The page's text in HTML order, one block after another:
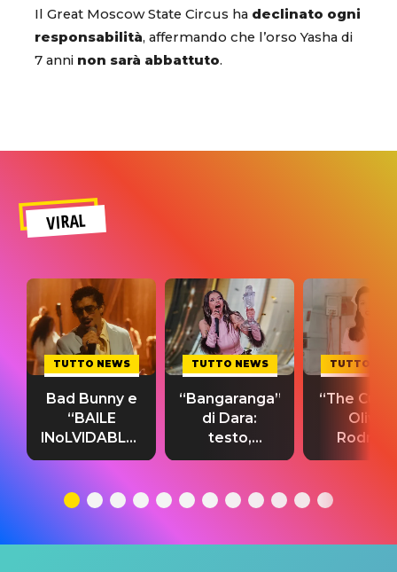
Il Great Moscow State Circus ha declinato ogni
responsabilità, affermando che l’orso Yasha di
7 anni non sarà abbattuto.
VIRAL
TUTTO NEWS
Bad Bunny e
“BAILE
INoLVIDABLE”:
testo,
significato
TUTTO NEWS
“Bangaranga”
di Dara:
testo,
traduzione e
del singolo
TUTTO
“The
Olivia
testo,